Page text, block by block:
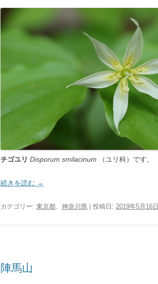
チゴユリ Disporum smilacinum （ユリ科）です。
続きを読む →
カテゴリー: 東京都、 神奈川県 | 投稿日: 2019年5月16日
陣馬山